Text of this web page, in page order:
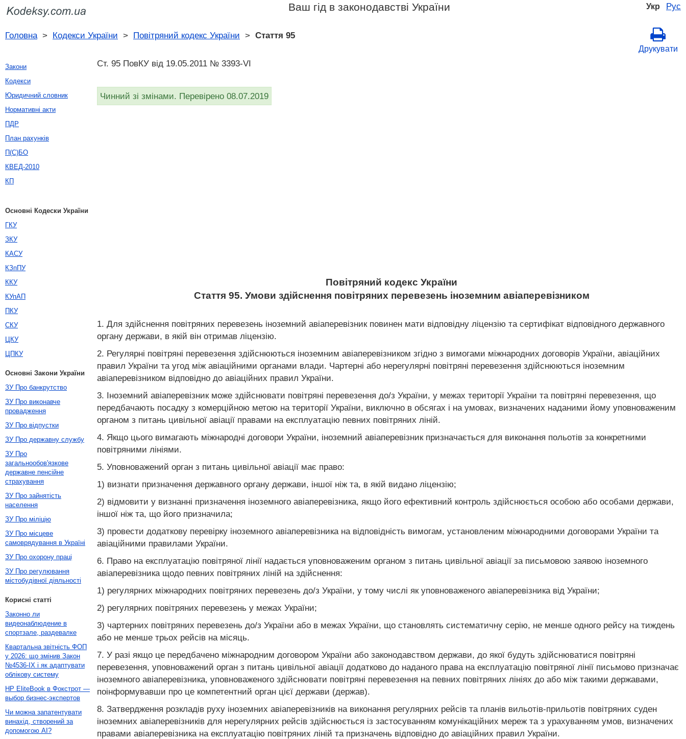
Укр Рус
Ваш гід в законодавстві України
Головна> Кодекси України > Повітряний кодекс України > Стаття 95
Друкувати
Ст. 95 ПовКУ від 19.05.2011 № 3393-VI
Чинний зі змінами. Перевірено 08.07.2019
Повітряний кодекс України
Стаття 95. Умови здійснення повітряних перевезень іноземним авіаперевізником
1. Для здійснення повітряних перевезень іноземний авіаперевізник повинен мати відповідну ліцензію та сертифікат відповідного державного
органу держави, в якій він отримав ліцензію.
2. Регулярні повітряні перевезення здійснюються іноземним авіаперевізником згідно з вимогами міжнародних договорів України, авіаційних
правил України та угод між авіаційними органами влади. Чартерні або нерегулярні повітряні перевезення здійснюються іноземним
авіаперевізником відповідно до авіаційних правил України.
3. Іноземний авіаперевізник може здійснювати повітряні перевезення до/з України, у межах території України та повітряні перевезення, що
передбачають посадку з комерційною метою на території України, виключно в обсягах і на умовах, визначених наданими йому уповноваженим
органом з питань цивільної авіації правами на експлуатацію певних повітряних ліній.
4. Якщо цього вимагають міжнародні договори України, іноземний авіаперевізник призначається для виконання польотів за конкретними
повітряними лініями.
5. Уповноважений орган з питань цивільної авіації має право:
1) визнати призначення державного органу держави, іншої ніж та, в якій видано ліцензію;
2) відмовити у визнанні призначення іноземного авіаперевізника, якщо його ефективний контроль здійснюється особою або особами держави,
іншої ніж та, що його призначила;
3) провести додаткову перевірку іноземного авіаперевізника на відповідність вимогам, установленим міжнародними договорами України та
авіаційними правилами України.
6. Право на експлуатацію повітряної лінії надається уповноваженим органом з питань цивільної авіації за письмовою заявою іноземного
авіаперевізника щодо певних повітряних ліній на здійснення:
1) регулярних міжнародних повітряних перевезень до/з України, у тому числі як уповноваженого авіаперевізника від України;
2) регулярних повітряних перевезень у межах України;
3) чартерних повітряних перевезень до/з України або в межах України, що становлять систематичну серію, не менше одного рейсу на тиждень
або не менше трьох рейсів на місяць.
7. У разі якщо це передбачено міжнародним договором України або законодавством держави, до якої будуть здійснюватися повітряні
перевезення, уповноважений орган з питань цивільної авіації додатково до наданого права на експлуатацію повітряної лінії письмово призначає
іноземного авіаперевізника, уповноваженого здійснювати повітряні перевезення на певних повітряних лініях до або між такими державами,
поінформувавши про це компетентний орган цієї держави (держав).
8. Затвердження розкладів руху іноземних авіаперевізників на виконання регулярних рейсів та планів вильотів-прильотів повітряних суден
іноземних авіаперевізників для нерегулярних рейсів здійснюється із застосуванням комунікаційних мереж та з урахуванням умов, визначених
правами авіаперевізника на експлуатацію повітряних ліній та призначень відповідно до авіаційних правил України.
Закони
Кодекси
Юридичний словник
Нормативні акти
ПДР
План рахунків
П(С)БО
КВЕД-2010
КП
Основні Кодески України
ГКУ
ЗКУ
КАСУ
КЗпПУ
ККУ
КУпАП
ПКУ
СКУ
ЦКУ
ЦПКУ
Основні Закони України
ЗУ Про банкрутство
ЗУ Про виконавче
провадження
ЗУ Про відпустки
ЗУ Про державну службу
ЗУ Про
загальнообов'язкове
державне пенсійне
страхування
ЗУ Про зайнятість
населення
ЗУ Про міліцію
ЗУ Про місцеве
самоврядування в Україні
ЗУ Про охорону праці
ЗУ Про регулювання
містобудівної діяльності
Корисні статті
Законно ли
видеонаблюдение в
спортзале, раздевалке
Квартальна звітність ФОП
у 2026: що змінив Закон
№4536-IX і як адаптувати
облікову систему
HP EliteBook в Фокстрот —
выбор бизнес-экспертов
Чи можна запатентувати
винахід, створений за
допомогою AI?